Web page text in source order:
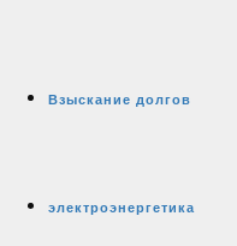
Взыскание долгов
электроэнергетика